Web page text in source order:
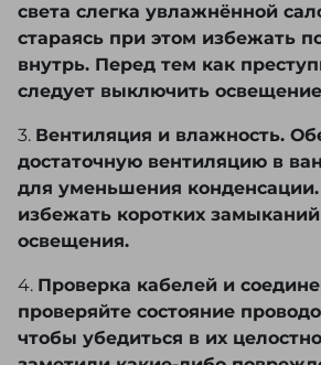
света слегка увлажнённой
стараясь при этом избежать
внутрь. Перед тем как
следует выключить освещение
3. Вентиляция и влажность.
достаточную вентиляцию в
для уменьшения конденсации.
избежать коротких
освещения.
4. Проверка кабелей и
проверяйте состояние
чтобы убедиться в их